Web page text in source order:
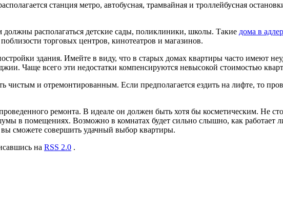
станция метро, автобусная, трамвайная и троллейбусная
располагаться детские сады, поликлиники, школы. Такие дома в
торговых центров, кинотеатров и магазинов.
здания. Имейте в виду, что в старых домах квартиры часто имеют
Чаще всего эти недостатки компенсируются невысокой стоимостью
и отремонтированным. Если предполагается ездить на лифте, то
ремонта. В идеале он должен быть хотя бы косметическим. Не
в помещениях. Возможно в комнатах будет сильно слышно, как работает
сможете совершить удачный выбор квартиры.
на RSS 2.0 .